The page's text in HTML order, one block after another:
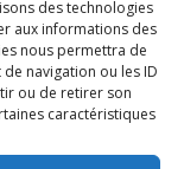
des technologies
aux informations des
nous permettra de
navigation ou les ID
ou de retirer son
caractéristiques